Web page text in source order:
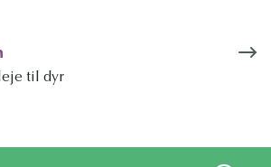
til dyr